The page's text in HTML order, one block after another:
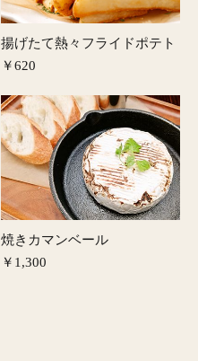
揚げたて熱々フライドポテト
￥620
焼きカマンベール
￥1,300